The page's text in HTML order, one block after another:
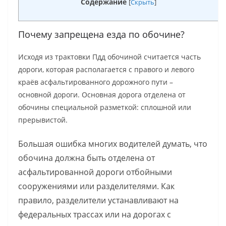
[Скрыть]
Почему запрещена езда по обочине?
Исходя из трактовки Пдд обочиной считается часть
дороги, которая располагается с правого и левого
краёв асфальтированного дорожного пути –
основной дороги. Основная дорога отделена от
обочины специальной разметкой: сплошной или
прерывистой.
Большая ошибка многих водителей думать, что
обочина должна быть отделена от
асфальтированной дороги отбойными
сооружениями или разделителями. Как
правило, разделители устанавливают на
федеральных трассах или на дорогах с